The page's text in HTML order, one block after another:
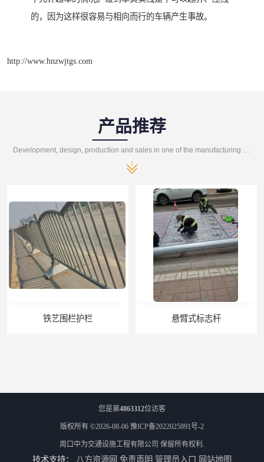
的，因为这样很容易与相向而行的车辆产生事故。
http://www.hnzwjtgs.com
产品推荐
悬臂式标志杆
您是第4863312位访客
版权所有 ©2026-08-06 豫ICP备2022025891号-2
周口中为交通设施工程有限公司 保留所有权利.
技术支持： 八方资源网 免责声明 管理员入口 网站地图